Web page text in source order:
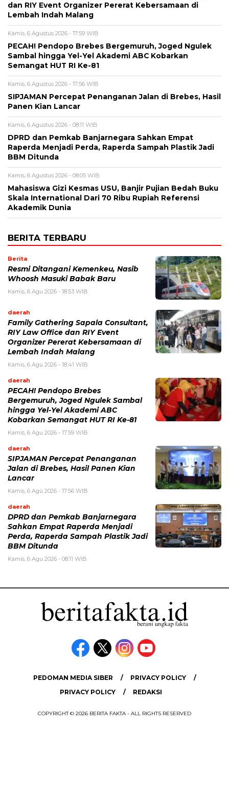
dan RIY Event Organizer Pererat Kebersamaan di
Lembah Indah Malang
Kamis, 6 Agustus 2026 - 17:59 WIB
PECAH! Pendopo Brebes Bergemuruh, Joged Ngulek
Sambal hingga Yel-Yel Akademi ABC Kobarkan
Semangat HUT RI Ke-81
Kamis, 6 Agustus 2026 - 17:56 WIB
SIPJAMAN Percepat Penanganan Jalan di Brebes, Hasil
Panen Kian Lancar
Kamis, 6 Agustus 2026 - 08:11 WIB
DPRD dan Pemkab Banjarnegara Sahkan Empat
Raperda Menjadi Perda, Raperda Sampah Plastik Jadi
BBM Ditunda
Kamis, 6 Agustus 2026 - 08:05 WIB
Mahasiswa Gizi Kesmas USU, Banjir Pujian Bedah Buku
Skala International Dari 70 Ribu Rupiah Referensi
Akademik Dunia
BERITA TERBARU
Berita
Resmi Ditangani Kemenkeu, Nasib
Whoosh Masuki Babak Baru
Kamis, 6 Agu 2026 - 18:53 WIB
daerah
Family Gathering Sapala Consultant,
RIY Law Office dan RIY Event
Organizer Pererat Kebersamaan di
Lembah Indah Malang
Kamis, 6 Agu 2026 - 18:41 WIB
daerah
PECAH! Pendopo Brebes
Bergemuruh, Joged Ngulek Sambal
hingga Yel-Yel Akademi ABC
Kobarkan Semangat HUT RI Ke-81
Kamis, 6 Agu 2026 - 17:59 WIB
daerah
SIPJAMAN Percepat Penanganan
Jalan di Brebes, Hasil Panen Kian
Lancar
Kamis, 6 Agu 2026 - 17:56 WIB
daerah
DPRD dan Pemkab Banjarnegara
Sahkan Empat Raperda Menjadi
Perda, Raperda Sampah Plastik Jadi
BBM Ditunda
Kamis, 6 Agu 2026 - 08:11 WIB
PEDOMAN MEDIA SIBER
PRIVACY POLICY
PRIVACY POLICY
REDAKSI
COPYRIGHT © 2026 BERITA FAKTA - ALL RIGHTS RESERVED